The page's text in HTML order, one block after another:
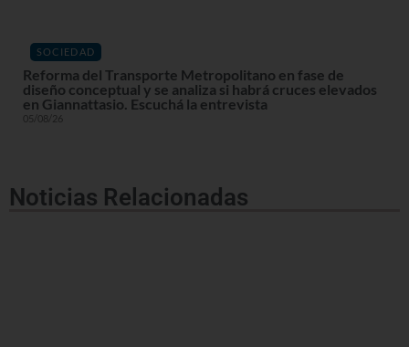
SOCIEDAD
Reforma del Transporte Metropolitano en fase de
diseño conceptual y se analiza si habrá cruces elevados
en Giannattasio. Escuchá la entrevista
05/08/26
Noticias Relacionadas